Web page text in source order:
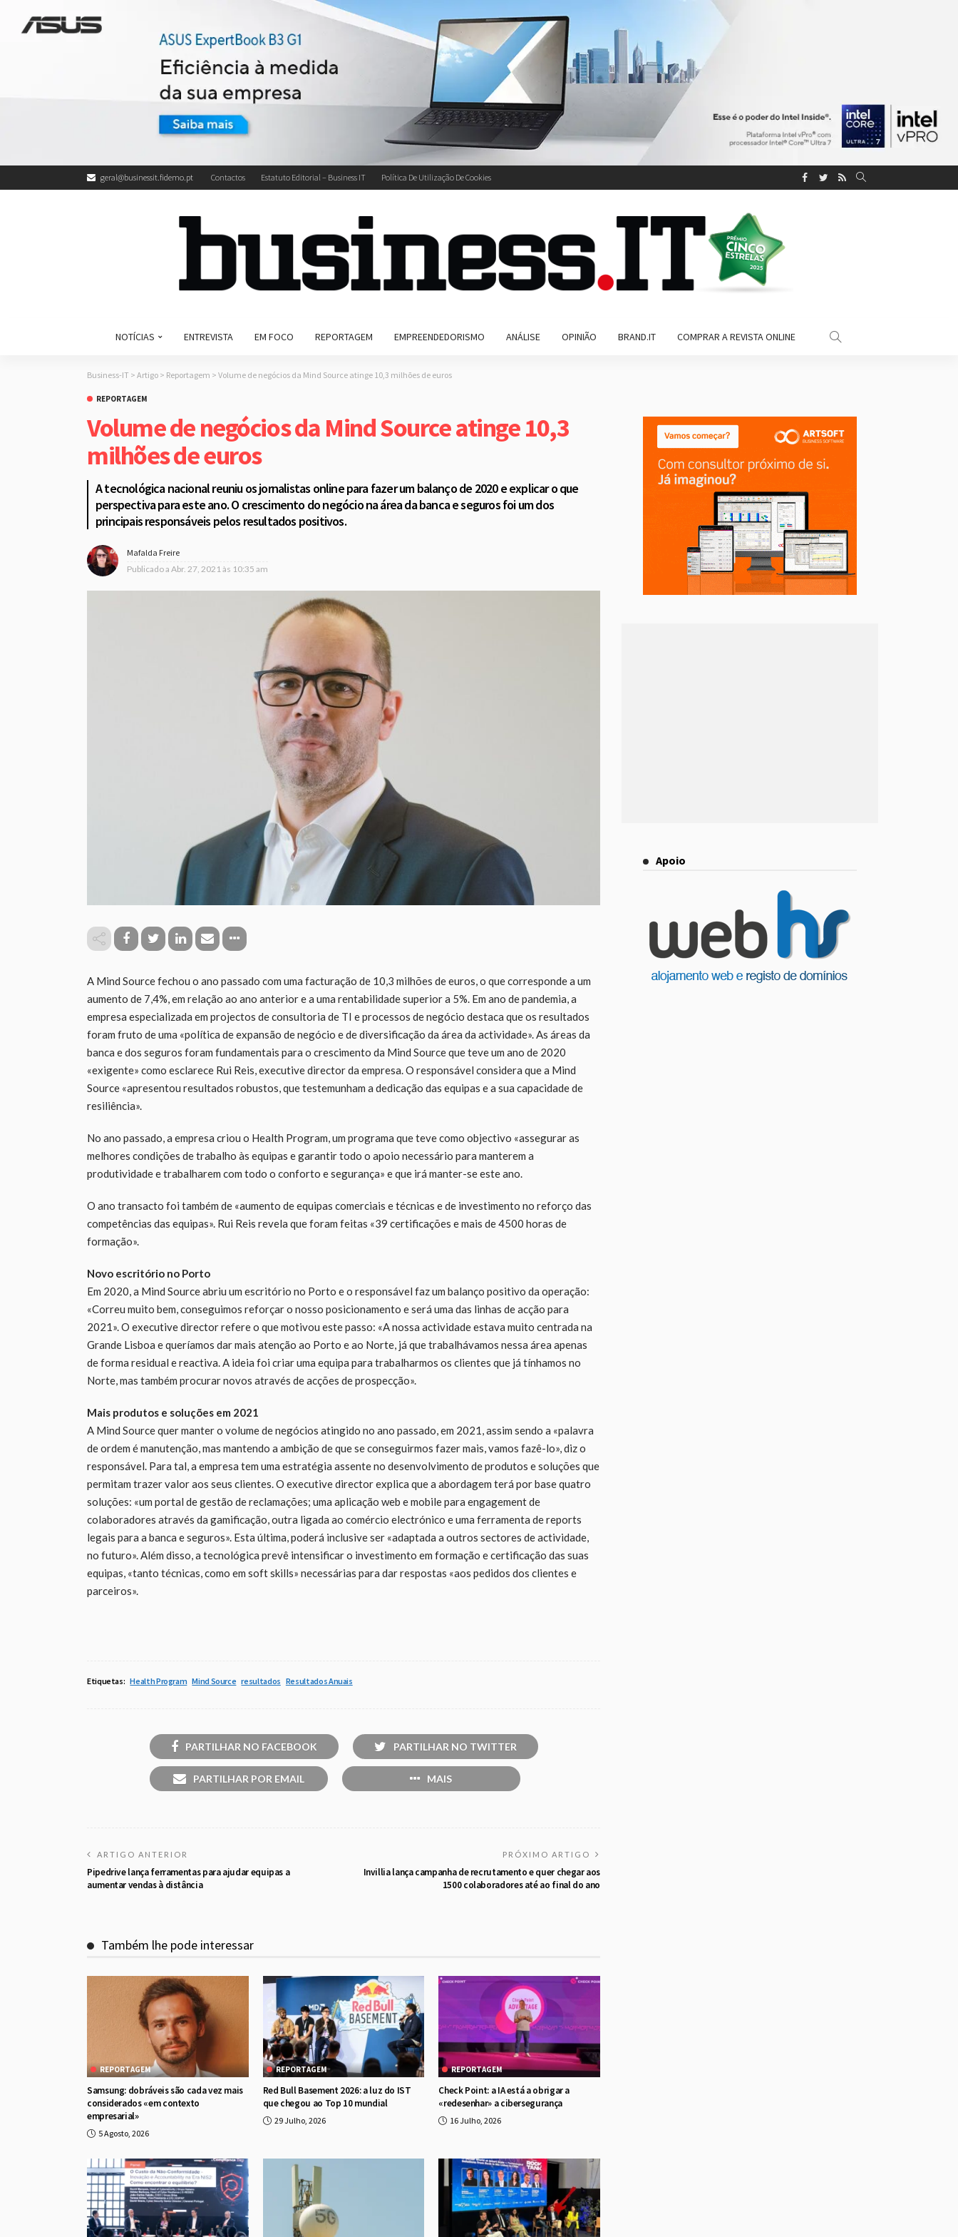
geral@businessit.fidemo.pt Contactos Estatuto Editorial – Business IT Política De Utilização De Cookies
NOTÍCIAS ENTREVISTA EM FOCO REPORTAGEM EMPREENDEDORISMO ANÁLISE OPINIÃO BRAND.IT COMPRAR A REVISTA ONLINE
Business-IT > Artigo > Reportagem > Volume de negócios da Mind Source atinge 10,3 milhões de euros
REPORTAGEM
Volume de negócios da Mind Source atinge 10,3
milhões de euros
A tecnológica nacional reuniu os jornalistas online para fazer um balanço de 2020 e explicar o que
perspectiva para este ano. O crescimento do negócio na área da banca e seguros foi um dos
principais responsáveis pelos resultados positivos.
Mafalda Freire
Publicado a Abr. 27, 2021 às 10:35 am
A Mind Source fechou o ano passado com uma facturação de 10,3 milhões de euros, o que corresponde a um
aumento de 7,4%, em relação ao ano anterior e a uma rentabilidade superior a 5%. Em ano de pandemia, a
empresa especializada em projectos de consultoria de TI e processos de negócio destaca que os resultados
foram fruto de uma «política de expansão de negócio e de diversificação da área da actividade». As áreas da
banca e dos seguros foram fundamentais para o crescimento da Mind Source que teve um ano de 2020
«exigente» como esclarece Rui Reis, executive director da empresa. O responsável considera que a Mind
Source «apresentou resultados robustos, que testemunham a dedicação das equipas e a sua capacidade de
resiliência».
No ano passado, a empresa criou o Health Program, um programa que teve como objectivo «assegurar as
melhores condições de trabalho às equipas e garantir todo o apoio necessário para manterem a
produtividade e trabalharem com todo o conforto e segurança» e que irá manter-se este ano.
O ano transacto foi também de «aumento de equipas comerciais e técnicas e de investimento no reforço das
competências das equipas». Rui Reis revela que foram feitas «39 certificações e mais de 4500 horas de
formação».
Novo escritório no Porto
Em 2020, a Mind Source abriu um escritório no Porto e o responsável faz um balanço positivo da operação:
«Correu muito bem, conseguimos reforçar o nosso posicionamento e será uma das linhas de acção para
2021». O executive director refere o que motivou este passo: «A nossa actividade estava muito centrada na
Grande Lisboa e queríamos dar mais atenção ao Porto e ao Norte, já que trabalhávamos nessa área apenas
de forma residual e reactiva. A ideia foi criar uma equipa para trabalharmos os clientes que já tínhamos no
Norte, mas também procurar novos através de acções de prospecção».
Mais produtos e soluções em 2021
A Mind Source quer manter o volume de negócios atingido no ano passado, em 2021, assim sendo a «palavra
de ordem é manutenção, mas mantendo a ambição de que se conseguirmos fazer mais, vamos fazê-lo», diz o
responsável. Para tal, a empresa tem uma estratégia assente no desenvolvimento de produtos e soluções que
permitam trazer valor aos seus clientes. O executive director explica que a abordagem terá por base quatro
soluções: «um portal de gestão de reclamações; uma aplicação web e mobile para engagement de
colaboradores através da gamificação, outra ligada ao comércio electrónico e uma ferramenta de reports
legais para a banca e seguros». Esta última, poderá inclusive ser «adaptada a outros sectores de actividade,
no futuro». Além disso, a tecnológica prevê intensificar o investimento em formação e certificação das suas
equipas, «tanto técnicas, como em soft skills» necessárias para dar respostas «aos pedidos dos clientes e
parceiros».
Etiquetas: Health Program Mind Source resultados Resultados Anuais
PARTILHAR NO FACEBOOK PARTILHAR NO TWITTER
PARTILHAR POR EMAIL MAIS
ARTIGO ANTERIOR
Pipedrive lança ferramentas para ajudar equipas a
aumentar vendas à distância
PRÓXIMO ARTIGO
Invillia lança campanha de recrutamento e quer chegar aos
1500 colaboradores até ao final do ano
Também lhe pode interessar
REPORTAGEM
Samsung: dobráveis são cada vez mais
considerados «em contexto
empresarial»
5 Agosto, 2026
REPORTAGEM
Red Bull Basement 2026: a luz do IST
que chegou ao Top 10 mundial
29 Julho, 2026
REPORTAGEM
Check Point: a IA está a obrigar a
«redesenhar» a cibersegurança
16 Julho, 2026
Apoio